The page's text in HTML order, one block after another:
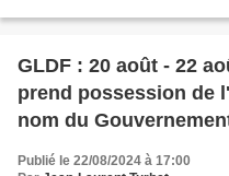
GLDF : 20 août - 22
prend possession de
nom du
Publié le 22/08/2024 à 17:00